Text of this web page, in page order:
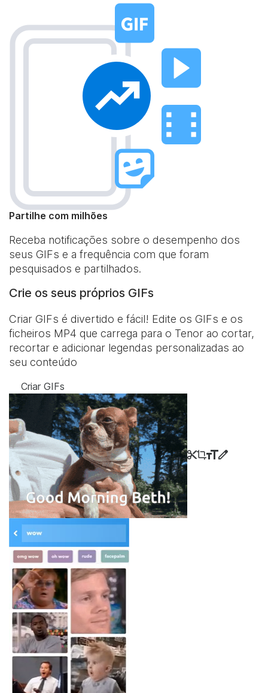
Partilhe com milhões
Receba notificações sobre o desempenho dos
seus GIFs e a frequência com que foram
pesquisados e partilhados.
Crie os seus próprios GIFs
Criar GIFs é divertido e fácil! Edite os GIFs e os
ficheiros MP4 que carrega para o Tenor ao cortar,
recortar e adicionar legendas personalizadas ao
seu conteúdo
Criar GIFs